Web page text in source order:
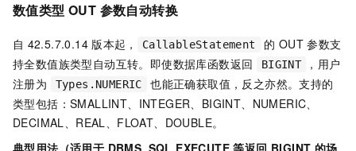
数值类型 OUT 参数自动转换
自 42.5.7.0.14 版本起， CallableStatement
的 OUT 参数支
持全数值族类型自动互转。即使数据库函数返回
BIGINT
，用户
注册为
Types.NUMERIC
也能正确获取值，反之亦然。支持的
类型包括：SMALLINT、INTEGER、BIGINT、NUMERIC、
DECIMAL、REAL、FLOAT、DOUBLE。
典型用法（适用于 DBMS_SQL.EXECUTE 等返回 BIGINT 的场